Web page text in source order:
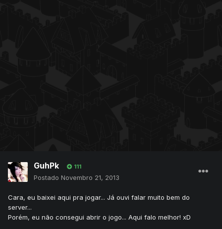
GuhPk 111
Postado Novembro 21, 2013
Cara, eu baixei aqui pra jogar... Já ouvi falar muito bem do
server...
Porém, eu não consegui abrir o jogo... Aqui falo melhor! xD